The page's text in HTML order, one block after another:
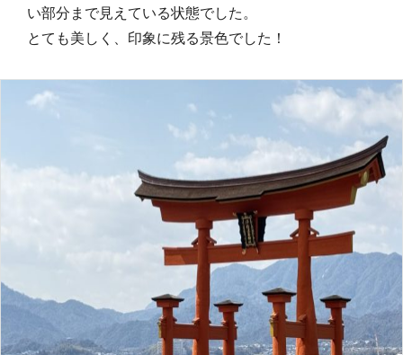
い部分まで見えている状態でした。
とても美しく、印象に残る景色でした！